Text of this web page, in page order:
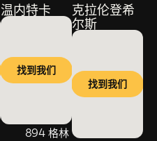
温内特卡
找到我们
894 格林
克拉伦登希
尔斯
找到我们